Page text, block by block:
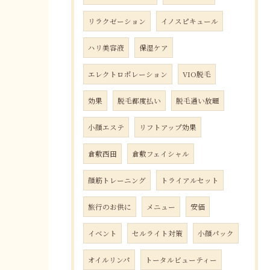
リラクゼーション イノスピキュール
ハリ美容液 保湿ケア
エレクトロポレーション VIO脱毛
効果 脱毛都度払い 脱毛通い放題
小顔エステ リフトアップ効果
倉敷西田 倉敷フェイシャル
顔筋トレーニング トライアルセット
旅行のお供に メニュー 安価
イベント セルライト対策 小顔パック
オイルリンパ トータルビューティー